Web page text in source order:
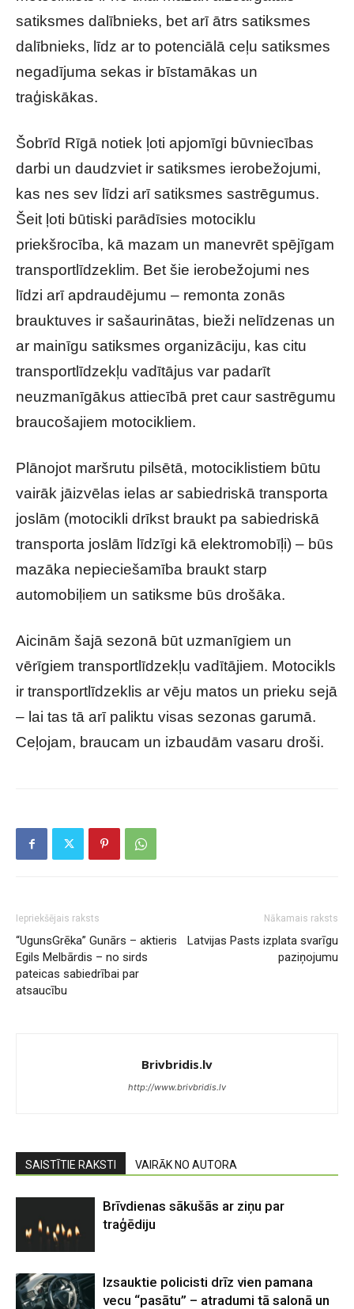
satiksmes dalībnieks, bet arī ātrs satiksmes
dalībnieks, līdz ar to potenciālā ceļu satiksmes
negadījuma sekas ir bīstamākas un
traģiskākas.
Šobrīd Rīgā notiek ļoti apjomīgi būvniecības
darbi un daudzviet ir satiksmes ierobežojumi,
kas nes sev līdzi arī satiksmes sastrēgumus.
Šeit ļoti būtiski parādīsies motociklu
priekšrocība, kā mazam un manevrēt spējīgam
transportlīdzeklim. Bet šie ierobežojumi nes
līdzi arī apdraudējumu – remonta zonās
brauktuves ir sašaurinātas, bieži nelīdzenas un
ar mainīgu satiksmes organizāciju, kas citu
transportlīdzekļu vadītājus var padarīt
neuzmanīgākus attiecībā pret caur sastrēgumu
braucošajiem motocikliem.
Plānojot maršrutu pilsētā, motociklistiem būtu
vairāk jāizvēlas ielas ar sabiedriskā transporta
joslām (motocikli drīkst braukt pa sabiedriskā
transporta joslām līdzīgi kā elektromobīļi) – būs
mazāka nepieciešamība braukt starp
automobiļiem un satiksme būs drošāka.
Aicinām šajā sezonā būt uzmanīgiem un
vērīgiem transportlīdzekļu vadītājiem. Motocikls
ir transportlīdzeklis ar vēju matos un prieku sejā
– lai tas tā arī paliktu visas sezonas garumā.
Ceļojam, braucam un izbaudām vasaru droši.
Iepriekšējais raksts
“UgunsGrēka” Gunārs – aktieris
Egils Melbārdis – no sirds
pateicas sabiedrībai par
atsaucību
Nākamais raksts
Latvijas Pasts izplata svarīgu
paziņojumu
Brivbridis.lv
http://www.brivbridis.lv
SAISTĪTIE RAKSTI VAIRĀK NO AUTORA
Brīvdienas sākušās ar ziņu par
traģēdiju
Izsauktie policisti drīz vien pamana
vecu “pasātu” – atradumi tā salonā un